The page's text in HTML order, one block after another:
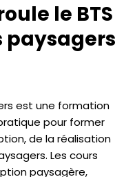
le BTS
est une formation
pour former
de la réalisation
Les cours
paysagère,